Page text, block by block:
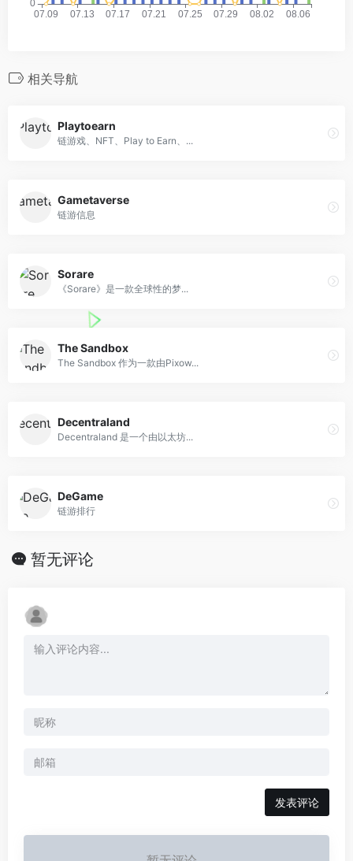
相关导航
Playtoearn
链游戏、NFT、Play to Earn、...
Gametaverse
链游信息
Sorare
《Sorare》是一款全球性的梦...
The Sandbox
The Sandbox 作为一款由Pixow...
Decentraland
Decentraland 是一个由以太坊...
DeGame
链游排行
暂无评论
发表评论